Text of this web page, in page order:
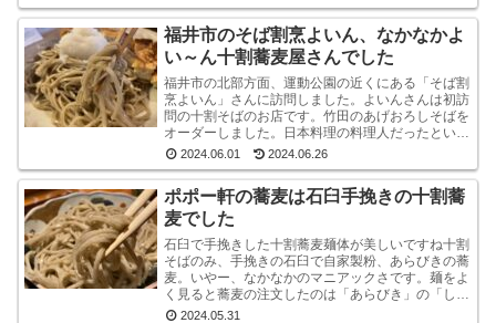
福井市のそば割烹よいん、なかなかよ
い～ん十割蕎麦屋さんでした
福井市の北部方面、運動公園の近くにある「そば割
烹よいん」さんに訪問しました。よいんさんは初訪
問の十割そばのお店です。竹田のあげおろしそばを
オーダーしました。日本料理の料理人だったという
店主が蕎麦屋として運営されています。メニューは
2024.06.01 2024.06.26
ポポー軒の蕎麦は石臼手挽きの十割蕎
麦でした
石臼で手挽きした十割蕎麦麺体が美しいですね十割
そばのみ、手挽きの石臼で自家製粉、あらびきの蕎
麦。いやー、なかなかのマニアックさです。麺をよ
く見ると蕎麦の注文したのは「あらびき」の「しょ
うゆおろし」と「塩おろし」の二種です。温かい蕎
2024.05.31